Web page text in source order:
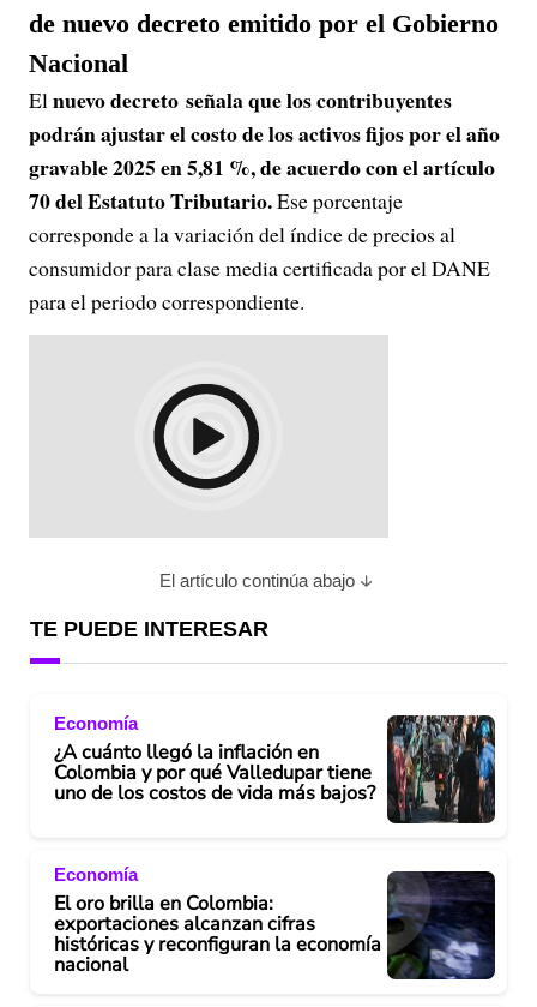
de nuevo decreto emitido por el Gobierno
Nacional
Elnuevo decreto señala que los contribuyentes
podrán ajustar el costo de los activos fijos por el año
gravable 2025 en 5,81 %, de acuerdo con el artículo
70 del Estatuto Tributario.Ese porcentaje
corresponde a la variación del índice de precios al
consumidor para clase media certificada por el DANE
para el periodo correspondiente.
El artículo continúa abajo
TE PUEDE INTERESAR
Economía
¿A cuánto llegó la inflación en
Colombia y por qué Valledupar tiene
uno de los costos de vida más bajos?
Economía
El oro brilla en Colombia:
exportaciones alcanzan cifras
históricas y reconfiguran la economía
nacional